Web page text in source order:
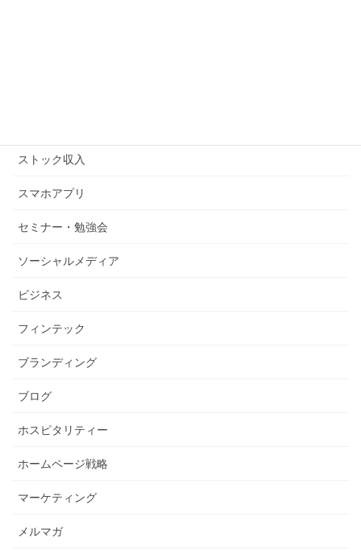
ストック収入
スマホアプリ
セミナー・勉強会
ソーシャルメディア
ビジネス
フィンテック
ブランディング
ブログ
ホスピタリティー
ホームページ戦略
マーケティング
メルマガ